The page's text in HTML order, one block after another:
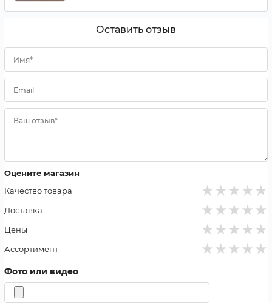
Оставить отзыв
Имя*
Email
Ваш отзыв*
Оцените магазин
Качество товара
★
★
★
★
★
Доставка ★
★
★
★
★
Цены ★
★
★
★
★
Ассортимент ★
★
★
★
★
Фото или видео